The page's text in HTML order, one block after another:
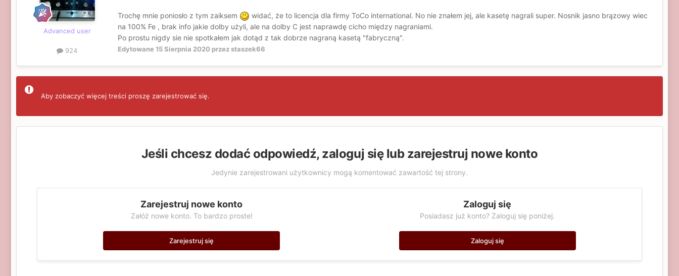
Advanced user
924
Trochę mnie poniosło z tym zaiksem
widać, że to licencja dla firmy ToCo international. No nie znałem jej, ale kasetę nagrali super. Nosnik jasno brązowy wiec
na 100% Fe , brak info jakie dolby użyli, ale na dolby C jest naprawdę cicho między nagraniami.
Po prostu nigdy sie nie spotkałem jak dotąd z tak dobrze nagraną kasetą "fabryczną".
Edytowane 15 Sierpnia 2020 przez staszek66
Aby zobaczyć więcej treści proszę zarejestrować się.
Jeśli chcesz dodać odpowiedź, zaloguj się lub zarejestruj nowe konto
Jedynie zarejestrowani użytkownicy mogą komentować zawartość tej strony.
Zarejestruj nowe konto
Załóż nowe konto. To bardzo proste!
Zarejestruj się
Zaloguj się
Posiadasz już konto? Zaloguj się poniżej.
Zaloguj się